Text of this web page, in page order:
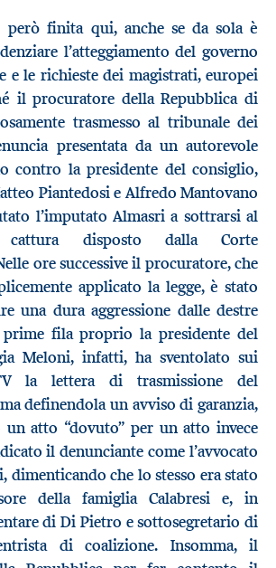
finita qui, anche se da sola è
l’atteggiamento del governo
e le richieste dei magistrati, europei
il procuratore della Repubblica di
trasmesso al tribunale dei
presentata da un autorevole
contro la presidente del consiglio,
Piantedosi e Alfredo Mantovano
l’imputato Almasri a sottrarsi al
disposto dalla Corte
ore successive il procuratore, che
applicato la legge, è stato
una dura aggressione dalle destre
fila proprio la presidente del
Meloni, infatti, ha sventolato sui
la lettera di trasmissione del
definendola un avviso di garanzia,
un atto “dovuto” per un atto invece
il denunciante come l’avvocato
dimenticando che lo stesso era stato
della famiglia Calabresi e, in
di Di Pietro e sottosegretario di
di coalizione. Insomma, il